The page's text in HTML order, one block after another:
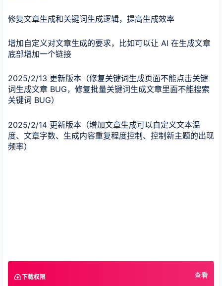
修复文章生成和关键词生成逻辑，提高生成效率
增加自定义对文章生成的要求，比如可以让 AI 在生成文章
底部增加一个链接
2025/2/13 更新版本（修复关键词生成页面不能点击关键
词生成文章 BUG，修复批量关键词生成文章里面不能搜索
关键词 BUG）
2025/2/14 更新版本（增加文章生成可以自定义文本温
度、文章字数、生成内容重复程度控制、控制新主题的出现
频率）
下载权限 查看